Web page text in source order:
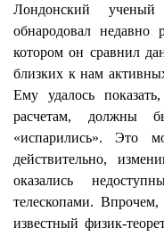
Лондонский
обнародовал недавно
котором он сравнил
близких к нам
Ему удалось
расчетам, должны
«испарились». Это
действительно,
оказались
телескопами.
известный физик-